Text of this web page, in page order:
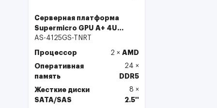
Серверная платформа
Supermicro GPU A+ 4U
Server 4125GS-TNRT
AS-4125GS-TNRT
Процессор 2 × AMD
Оперативная
память
24 ×
DDR5
Жесткие диски
SATA/SAS
8 ×
2.5''